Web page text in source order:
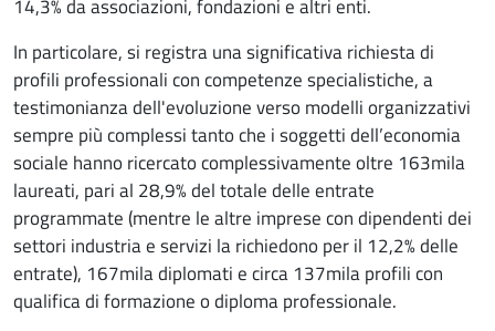
14,3% da associazioni, fondazioni e altri enti.
In particolare, si registra una significativa richiesta di
profili professionali con competenze specialistiche, a
testimonianza dell'evoluzione verso modelli organizzativi
sempre più complessi tanto che i soggetti dell’economia
sociale hanno ricercato complessivamente oltre 163mila
laureati, pari al 28,9% del totale delle entrate
programmate (mentre le altre imprese con dipendenti dei
settori industria e servizi la richiedono per il 12,2% delle
entrate), 167mila diplomati e circa 137mila profili con
qualifica di formazione o diploma professionale.